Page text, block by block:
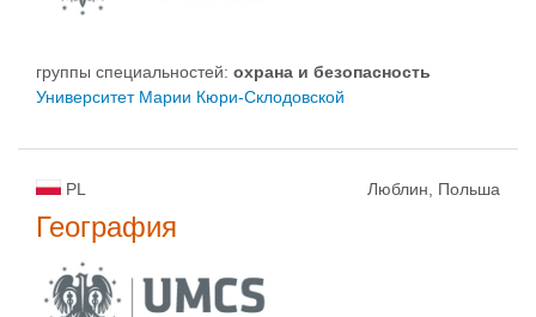
группы специальностей: oхрана и безопасность
Университет Марии Кюри-Склодовской
PL Люблин, Польша
География